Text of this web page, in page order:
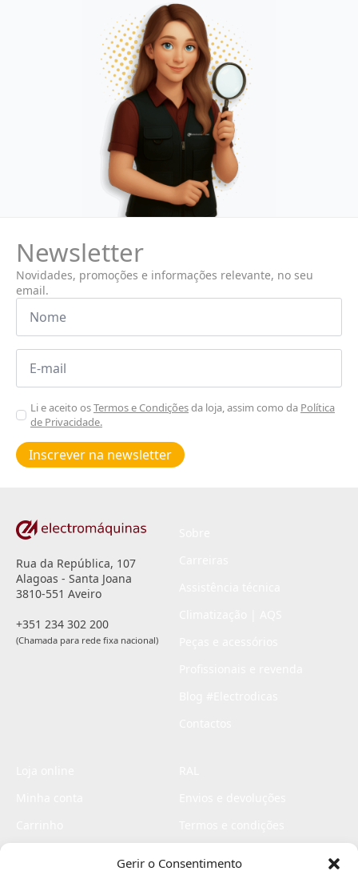
Gerir o Consentimento
Newsletter
Novidades, promoções e informações relevante, no seu
email.
Nome
Email
Aceitar
Poiticas
de
privacidade
Li e aceito osTermos e Condiçõesda loja, assim como da Política
de Privacidade.
Inscrever na newsletter
Rua da República, 107
Alagoas - Santa Joana
3810-551 Aveiro
+351 234 302 200
(Chamada para rede fixa nacional)